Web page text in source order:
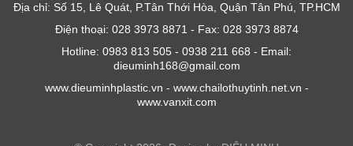
Địa chỉ: Số 15, Lê Quát, P.Tân Thới Hòa, Quận Tân Phú, TP.HCM
Điện thoại: 028 3973 8871 - Fax: 028 3973 8874
Hotline: 0983 813 505 - 0938 211 668 - Email:
dieuminh168@gmail.com
www.dieuminhplastic.vn - www.chailothuytinh.net.vn -
www.vanxit.com